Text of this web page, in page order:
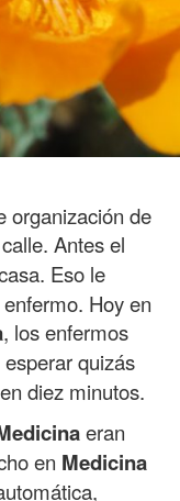
de
Antes el
Eso le
Hoy en
, los enfermos
esperar quizás
en diez minutos.
eran
en Medicina